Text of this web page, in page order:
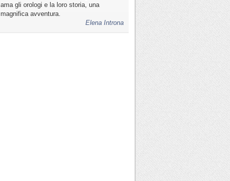
ama gli orologi e la loro storia, una
magnifica avventura.
Elena Introna